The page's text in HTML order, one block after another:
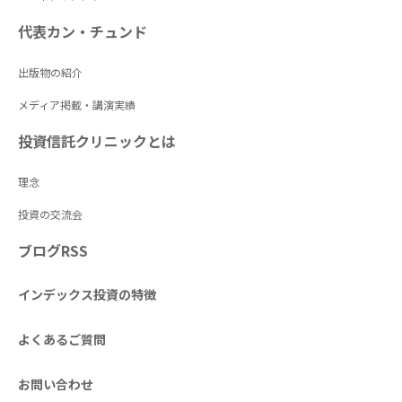
代表カン・チュンド
出版物の紹介
メディア掲載・講演実績
投資信託クリニックとは
理念
投資の交流会
ブログRSS
インデックス投資の特徴
よくあるご質問
お問い合わせ